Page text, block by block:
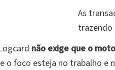
As
trazendo
não exige que o
o foco esteja no trabalho e